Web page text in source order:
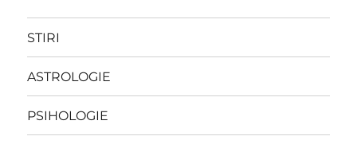
STIRI
ASTROLOGIE
PSIHOLOGIE